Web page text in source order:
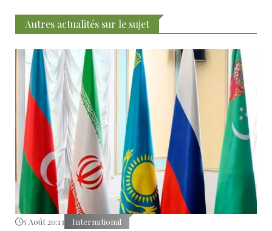
Autres actualités sur le sujet
5 Août 20:13 International